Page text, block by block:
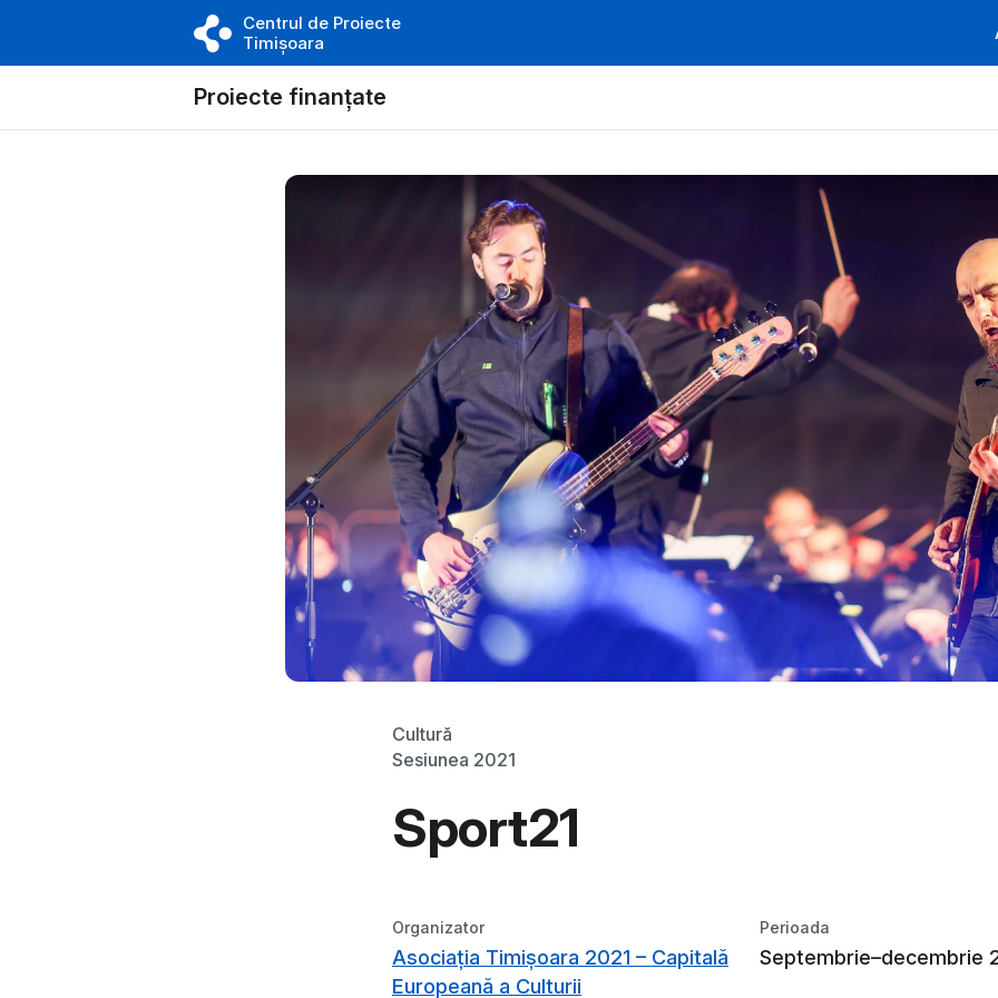
Centrul de Proiecte
Timișoara
Proiecte finanțate
Cultură
Sesiunea 2021
Sport21
Organizator
Asociația Timișoara 2021 – Capitală
Europeană a Culturii
Perioada
Septembrie–decembrie